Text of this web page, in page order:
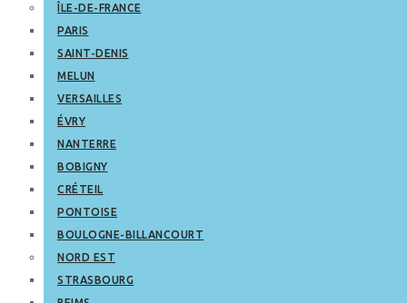
ÎLE-DE-FRANCE
PARIS
SAINT-DENIS
MELUN
VERSAILLES
ÉVRY
NANTERRE
BOBIGNY
CRÉTEIL
PONTOISE
BOULOGNE-BILLANCOURT
NORD EST
STRASBOURG